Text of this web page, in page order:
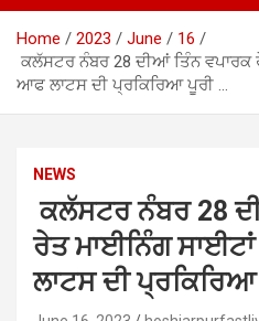
Home 2023 June
16
ਕਲੱਸਟਰ ਨੰਬਰ 28 ਦੀਆਂ ਤਿੰਨ ਵਪਾਰਕ
ਆਫ ਲਾਟਸ ਦੀ ਪ੍ਰਕਿਰਿਆ ਪੂਰੀ …
NEWS
ਕਲੱਸਟਰ ਨੰਬਰ 28
ਰੇਤ ਮਾਈਨਿੰਗ
ਲਾਟਸ ਦੀ